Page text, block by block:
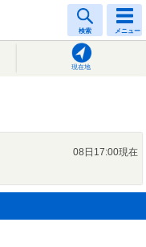
検索 メニュー
現在地
08日17:00現在